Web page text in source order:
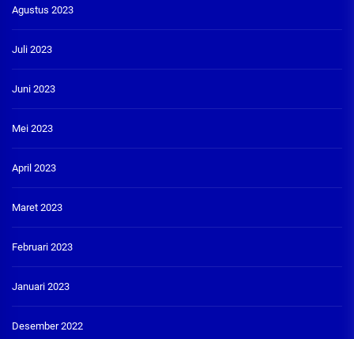
Agustus 2023
Juli 2023
Juni 2023
Mei 2023
April 2023
Maret 2023
Februari 2023
Januari 2023
Desember 2022